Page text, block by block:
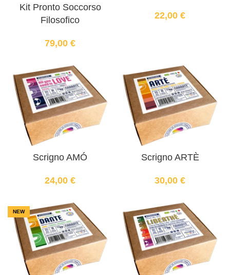
Kit Pronto Soccorso
Filosofico
79,00 €
22,00 €
Scrigno AMÓ
24,00 €
Scrigno ARTÈ
30,00 €
NEW